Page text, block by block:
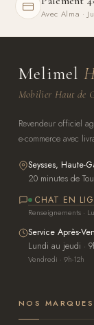
Avec Alma ·
Melimel
Mobilier Haut de
Revendeur officiel
e-commerce avec
Seysses, Haute-
20 minutes de
CHAT EN
Renseignements ·
Service Après-
Lundi au jeudi ·
Vendredi · 9h-12h
NOS MARQUES